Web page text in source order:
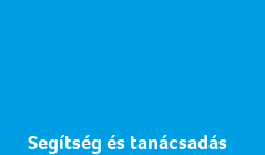
Segítség és tanácsadás